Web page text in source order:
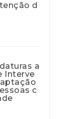
d
a
Interve
c